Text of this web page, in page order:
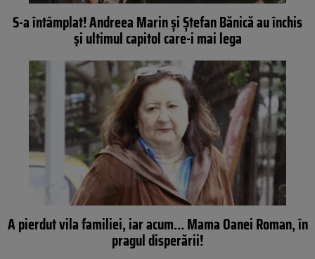
S-a întâmplat! Andreea Marin şi Ştefan Bănică au închis
şi ultimul capitol care-i mai lega
A pierdut vila familiei, iar acum… Mama Oanei Roman, în
pragul disperării!